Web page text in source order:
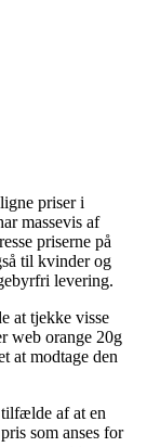
priser i
massevis af
priserne på
til kvinder og
levering.
at tjekke visse
web orange 20g
at modtage den
af at en
som anses for